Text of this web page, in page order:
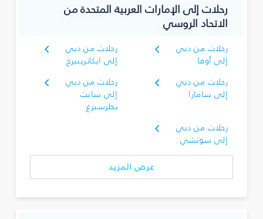
رحلات إلى الإمارات العربية المتحدة من
الاتحاد الروسي
رحلات من دبي
إلى أوفا
رحلات من دبي
إلى ايكاترينبرج
رحلات من دبي
إلى سامارا
رحلات من دبي
إلى سانت
بطرسبرغ
رحلات من دبي
إلى سوتشي
عرض المزيد